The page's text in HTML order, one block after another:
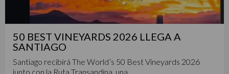
50 BEST VINEYARDS 2026 LLEGA A
SANTIAGO
Santiago recibirá The World’s 50 Best Vineyards 2026
junto con la Ruta Transandina, una...